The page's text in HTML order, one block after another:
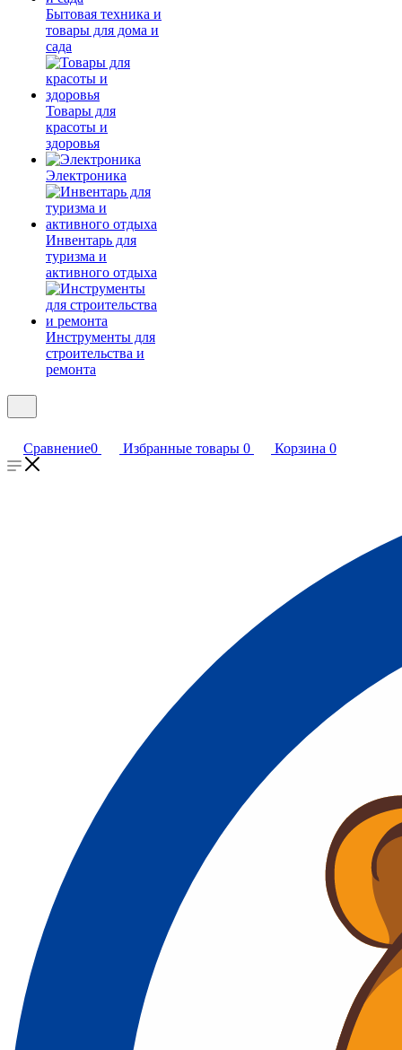
Бытовая техника и
товары для дома и
сада
Товары для
красоты и
здоровья
Электроника
Инвентарь для
туризма и
активного отдыха
Инструменты для
строительства и
ремонта
Сравнение0 Избранные товары 0 Корзина 0